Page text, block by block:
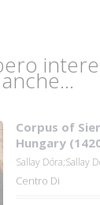
anche...
Corpus of
Hungary
Sallay Dóra;Sallay
Centro Di